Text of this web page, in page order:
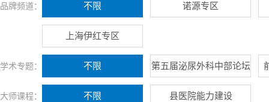
品牌频道： 不限 诺源专区
上海伊红专区
学术专题： 不限 第五届泌尿外科中部论坛
大师课程： 不限 县医院能力建设